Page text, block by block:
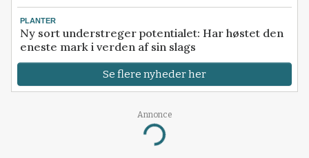
PLANTER
Ny sort understreger potentialet: Har høstet den
eneste mark i verden af sin slags
Se flere nyheder her
Annonce
Loading...